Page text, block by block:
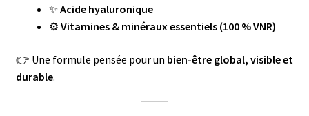
✨ Acide hyaluronique
⚙️ Vitamines & minéraux essentiels (100 % VNR)
👉 Une formule pensée pour un bien-être global, visible et
durable.